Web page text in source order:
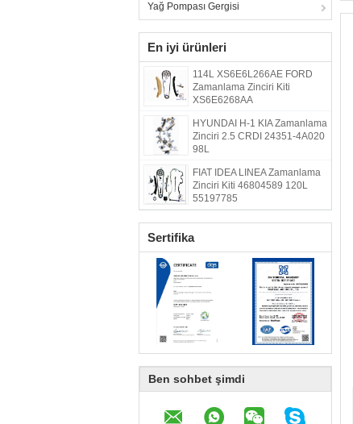
Yağ Pompası Gergisi
En iyi ürünleri
114L XS6E6L266AE FORD
Zamanlama Zinciri Kiti
XS6E6268AA
HYUNDAI H-1 KIA Zamanlama
Zinciri 2.5 CRDI 24351-4A020
98L
FIAT IDEA LINEA Zamanlama
Zinciri Kiti 46804589 120L
55197785
Sertifika
Ben sohbet şimdi